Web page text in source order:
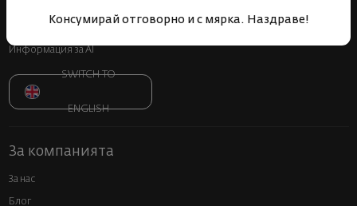
Консумирай отговорно и с мярка. Наздраве!
Декларация за достъпност
Информация за AI
SWITCH TO
ENGLISH
За компанията
За нас
Блог